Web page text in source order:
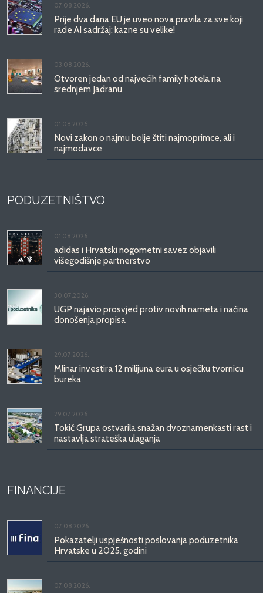
07.08.2026.
Prije dva dana EU je uveo nova pravila za sve koji
rade AI sadržaj: kazne su velike!
03.08.2026.
Otvoren jedan od najvećih family hotela na
srednjem Jadranu
01.08.2026.
Novi zakon o najmu bolje štiti najmoprimce, ali i
najmodavce
PODUZETNIŠTVO
01.08.2026.
adidas i Hrvatski nogometni savez objavili
višegodišnje partnerstvo
30.07.2026.
UGP najavio prosvjed protiv novih nameta i načina
donošenja propisa
29.07.2026.
Mlinar investira 12 milijuna eura u osječku tvornicu
bureka
29.07.2026.
Tokić Grupa ostvarila snažan dvoznamenkasti rast i
nastavlja strateška ulaganja
FINANCIJE
07.08.2026.
Pokazatelji uspješnosti poslovanja poduzetnika
Hrvatske u 2025. godini
07.08.2026.